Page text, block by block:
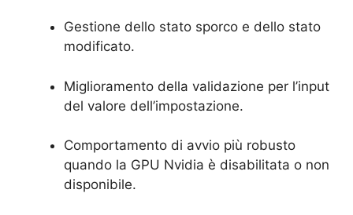
Gestione dello stato sporco e dello stato
modificato.
Miglioramento della validazione per l’input
del valore dell’impostazione.
Comportamento di avvio più robusto
quando la GPU Nvidia è disabilitata o non
disponibile.